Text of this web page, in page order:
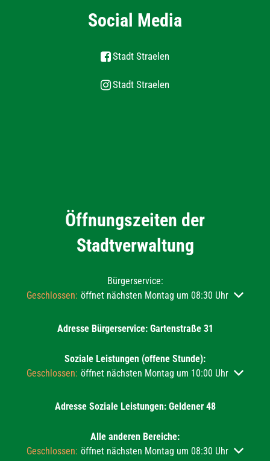
Social Media
Stadt Straelen
Stadt Straelen
Öffnungszeiten der
Stadtverwaltung
Bürgerservice:
Klicken, um weitere Öffnungs- oder Schließzeiten
Geschlossen: öffnet nächsten Montag um 08:30 Uhr
Adresse Bürgerservice: Gartenstraße 31
Soziale Leistungen (offene Stunde):
Klicken, um weitere Öffnungs- oder Schließzeiten
Geschlossen: öffnet nächsten Montag um 10:00 Uhr
Adresse Soziale Leistungen: Geldener 48
Alle anderen Bereiche:
Klicken, um weitere Öffnungs- oder Schließzeiten
Geschlossen: öffnet nächsten Montag um 08:30 Uhr